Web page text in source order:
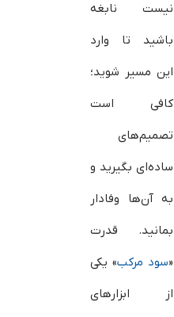
نیست نابغه
باشید تا وارد
این مسیر شوید؛
کافی است
تصمیم‌های
ساده‌ای بگیرید و
به آن‌ها وفادار
بمانید. قدرت
«سود مرکب» یکی
از ابزارهای